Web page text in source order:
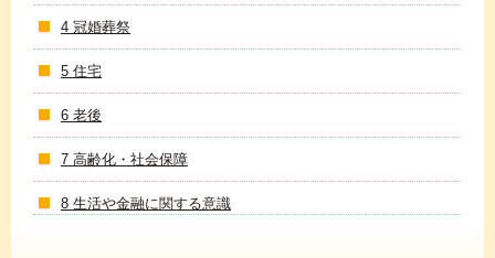
4 冠婚葬祭
5 住宅
6 老後
7 高齢化・社会保障
8 生活や金融に関する意識